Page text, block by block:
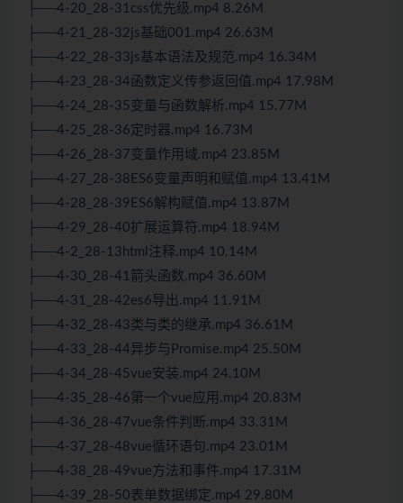
├──4-20_28-31css优先级.mp4 8.26M
├──4-21_28-32js基础001.mp4 26.63M
├──4-22_28-33js基本语法及规范.mp4 16.34M
├──4-23_28-34函数定义传参返回值.mp4 17.98M
├──4-24_28-35变量与函数解析.mp4 15.77M
├──4-25_28-36定时器.mp4 16.73M
├──4-26_28-37变量作用域.mp4 23.85M
├──4-27_28-38ES6变量声明和赋值.mp4 13.41M
├──4-28_28-39ES6解构赋值.mp4 13.87M
├──4-29_28-40扩展运算符.mp4 18.94M
├──4-2_28-13html注释.mp4 10.14M
├──4-30_28-41箭头函数.mp4 36.60M
├──4-31_28-42es6导出.mp4 11.91M
├──4-32_28-43类与类的继承.mp4 36.61M
├──4-33_28-44异步与Promise.mp4 25.50M
├──4-34_28-45vue安装.mp4 24.10M
├──4-35_28-46第一个vue应用.mp4 20.83M
├──4-36_28-47vue条件判断.mp4 33.31M
├──4-37_28-48vue循环语句.mp4 23.01M
├──4-38_28-49vue方法和事件.mp4 17.31M
├──4-39_28-50表单数据绑定.mp4 29.80M